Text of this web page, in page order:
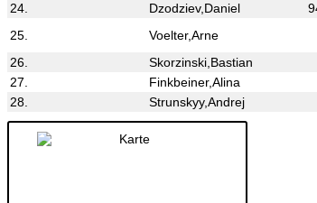
24.
Dzodziev,Daniel
25.
Voelter,Arne
26.
Skorzinski,Bastian
27.
Finkbeiner,Alina
28.
Strunskyy,Andrej